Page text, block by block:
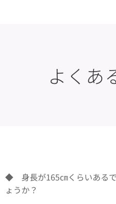
よくあ
◆ 身長が165㎝くらいある
ょうか？